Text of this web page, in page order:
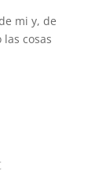
mi y, de
cosas